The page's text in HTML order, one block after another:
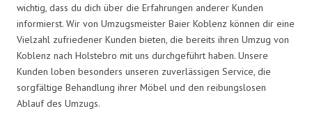
wichtig, dass du dich über die Erfahrungen anderer Kunden
informierst. Wir von Umzugsmeister Baier Koblenz können dir eine
Vielzahl zufriedener Kunden bieten, die bereits ihren Umzug von
Koblenz nach Holstebro mit uns durchgeführt haben. Unsere
Kunden loben besonders unseren zuverlässigen Service, die
sorgfältige Behandlung ihrer Möbel und den reibungslosen
Ablauf des Umzugs.